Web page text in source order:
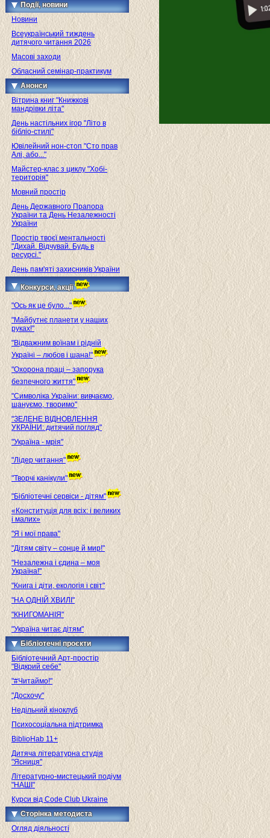
Події, новини
Новини
Всеукраїнський тиждень
дитячого читання 2026
Масові заходи
Обласний семінар-практикум
Анонси
Вітрина книг "Книжкові
мандрівки літа"
День настільних ігор "Літо в
бібліо-стилі"
Ювілейний нон-стоп "Сто прав
Алі, або..."
Майстер-клас з циклу "Хобі-
територія"
Мовний простір
День Державного Прапора
України та День Незалежності
України
Простір твоєї ментальності
"Дихай. Відчувай. Будь в
ресурсі."
День пам'яті захисників України
Конкурси, акції
"Ось як це було..."
"Майбутнє планети у наших
руках!"
"Відважним воїнам і рідній
Україні – любов і шана!"
"Охорона праці – запорука
безпечного життя"
"Символіка України: вивчаємо,
шануємо, творимо"
"ЗЕЛЕНЕ ВІДНОВЛЕННЯ
УКРАЇНИ: дитячий погляд"
"Україна - мрія"
"Лідер читання"
"Творчі канікули"
"Бібліотечні сервіси - дітям"
«Конституція для всіх: і великих
і малих»
"Я і мої права"
"Дітям світу – сонце й мир!"
"Незалежна і єдина – моя
Україна!"
"Книга і діти, екологія і світ"
"НА ОДНІЙ ХВИЛІ"
"КНИГОМАНІЯ"
"Україна читає дітям"
Бібліотечні проєкти
Бібліотечний Арт-простір
"Відкрий себе"
"#Читаймо!"
"Досхочу"
Недільний кіноклуб
Психосоціальна підтримка
BiblioHab 11+
Дитяча літературна студія
"Ясниця"
Літературно-мистецький подіум
"НАШІ"
Курси від Code Club Ukraine
Сторінка методиста
Огляд діяльності